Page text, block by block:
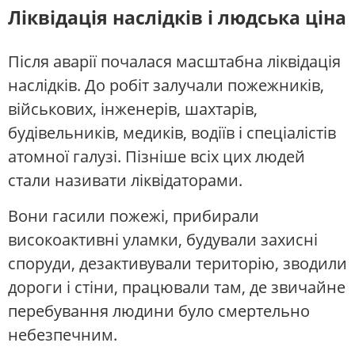
Ліквідація наслідків і людська ціна
Після аварії почалася масштабна ліквідація
наслідків. До робіт залучали пожежників,
військових, інженерів, шахтарів,
будівельників, медиків, водіїв і спеціалістів
атомної галузі. Пізніше всіх цих людей
стали називати ліквідаторами.
Вони гасили пожежі, прибирали
високоактивні уламки, будували захисні
споруди, дезактивували територію, зводили
дороги і стіни, працювали там, де звичайне
перебування людини було смертельно
небезпечним.